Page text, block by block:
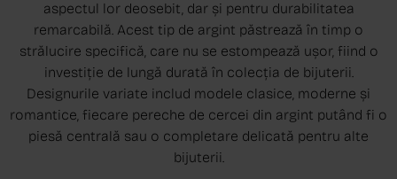
aspectul lor deosebit, dar și pentru durabilitatea
remarcabilă. Acest tip de argint păstrează în timp o
strălucire specifică, care nu se estompează ușor, fiind o
investiție de lungă durată în colecția de bijuterii.
Designurile variate includ modele clasice, moderne și
romantice, fiecare pereche de cercei din argint putând fi o
piesă centrală sau o completare delicată pentru alte
bijuterii.